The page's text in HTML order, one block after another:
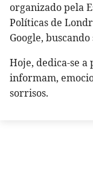
organizado pela
Políticas de
Google,
Hoje, dedica-se a
informam,
sorrisos.